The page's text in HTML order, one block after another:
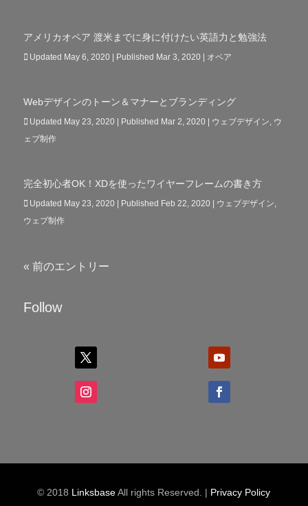
アメリカオペア 渡米までに身に付けたい英語力と勉強法
Updated May 6, 2020 | Published Mar 3, 2020| オペア
Webデザインのトーン＆マナーとブランディング
Updated May 23, 2020 | Published Mar 2, 2020| ウェブデザイン ウ
ェブ制作
完全初心者OK！XDを使ったワイヤーフレームの書き方
Updated May 23, 2020 | Published Feb 22, 2020| ウェブデザイン
ウェブ制作
« 前のエントリー
Follow
© 2018 LinksbaseAll rights Reserved. | Privacy Policy